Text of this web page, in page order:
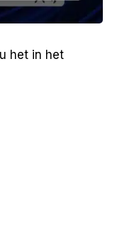
het in het